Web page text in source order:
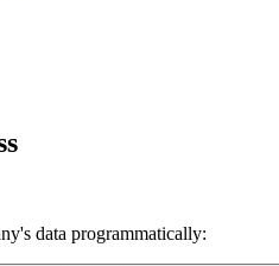
data programmatically: